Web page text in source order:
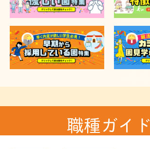
職種ガイド